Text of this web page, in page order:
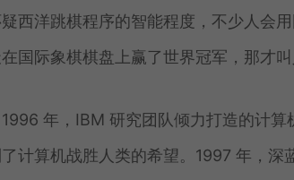
西洋跳棋程序的智能程度，不少人会
国际象棋棋盘上赢了世界冠军，那才
年，IBM 研究团队倾力打造的计
计算机战胜人类的希望。1997 年，深